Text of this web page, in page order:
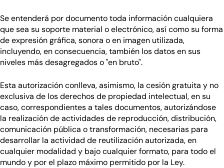
Se entenderá por documento toda información cualquiera
que sea su soporte material o electrónico, así como su forma
de expresión gráfica, sonora o en imagen utilizada,
incluyendo, en consecuencia, también los datos en sus
niveles más desagregados o "en bruto".
Esta autorización conlleva, asimismo, la cesión gratuita y no
exclusiva de los derechos de propiedad intelectual, en su
caso, correspondientes a tales documentos, autorizándose
la realización de actividades de reproducción, distribución,
comunicación pública o transformación, necesarias para
desarrollar la actividad de reutilización autorizada, en
cualquier modalidad y bajo cualquier formato, para todo el
mundo y por el plazo máximo permitido por la Ley.